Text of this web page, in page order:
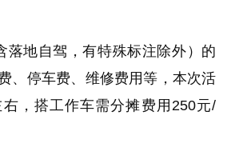
落地自驾，有特殊标注除外）的
、停车费、维修费用等，本次活
，搭工作车需分摊费用250元/